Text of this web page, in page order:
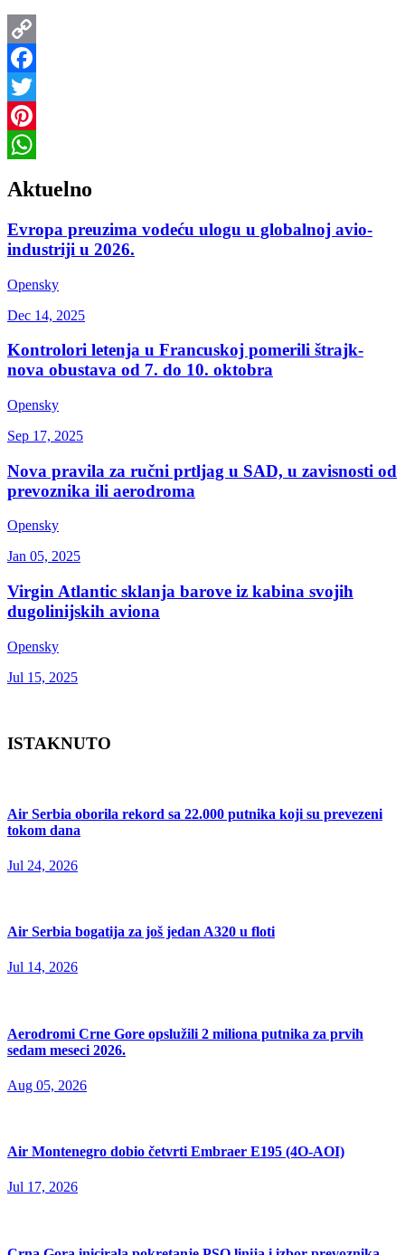
Copy
Link
Facebook
Twitter
Pinterest
Aktuelno
Evropa preuzima vodeću ulogu u globalnoj avio-
industriji u 2026.
Opensky
Dec 14, 2025
Kontrolori letenja u Francuskoj pomerili štrajk-
nova obustava od 7. do 10. oktobra
Opensky
Sep 17, 2025
Nova pravila za ručni prtljag u SAD, u zavisnosti od
prevoznika ili aerodroma
Opensky
Jan 05, 2025
Virgin Atlantic sklanja barove iz kabina svojih
dugolinijskih aviona
Opensky
Jul 15, 2025
ISTAKNUTO
Air Serbia oborila rekord sa 22.000 putnika koji su prevezeni
tokom dana
Jul 24, 2026
Air Serbia bogatija za još jedan A320 u floti
Jul 14, 2026
Aerodromi Crne Gore opslužili 2 miliona putnika za prvih
sedam meseci 2026.
Aug 05, 2026
Air Montenegro dobio četvrti Embraer E195 (4O-AOI)
Jul 17, 2026